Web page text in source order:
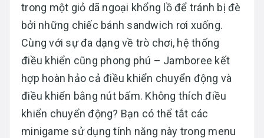
trong một giỏ dã ngoại khổng lồ để tránh bị đè
bởi những chiếc bánh sandwich rơi xuống.
Cùng với sự đa dạng về trò chơi, hệ thống
điều khiển cũng phong phú – Jamboree kết
hợp hoàn hảo cả điều khiển chuyển động và
điều khiển bằng nút bấm. Không thích điều
khiển chuyển động? Bạn có thể tắt các
minigame sử dụng tính năng này trong menu